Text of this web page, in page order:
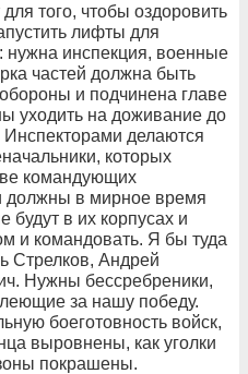
того, чтобы оздоровить
лифты для
инспекция, военные
частей должна быть
и подчинена главе
уходить на доживание до
делаются
которых
командующих
должны в мирное время
будут в их корпусах и
и командовать. Я бы туда
Стрелков, Андрей
Нужны бессребреники,
за нашу победу.
боеготовность войск,
выровнены, как уголки
покрашены.